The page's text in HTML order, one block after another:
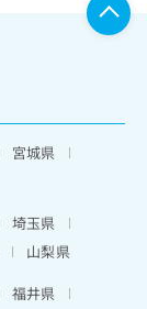
宮城県
埼玉県
山梨県
福井県